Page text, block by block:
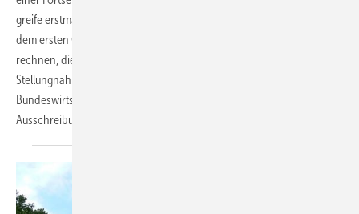
greife erstmals der im EEG 2014 eingeführte „atmende Deckel“. Ab
dem ersten Quartal 2016 sei mit einer Vergütungsdegression zu
rechnen, die bis Jahresende 4,8 Prozent erreiche. Dies geht aus der
Stellungnahme zu den Marktanalysen hervor, die das
Bundeswirtschaftsministerium vor Einführung eines
Ausschreibungsmodells erstellt